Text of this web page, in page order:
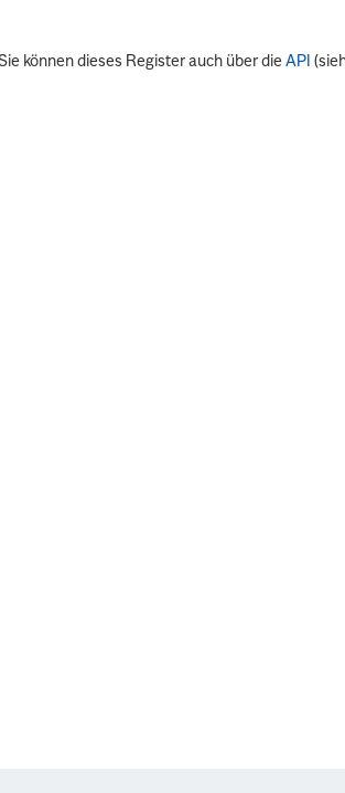
können dieses Register auch über dieAPI